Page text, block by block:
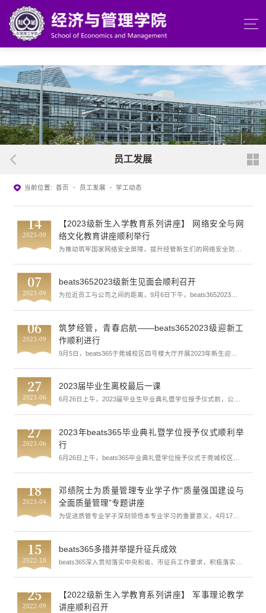
beats365(中国区)-唯一官方网站
员工发展
当前位置: 首页 - 员工发展 - 学工动态
14
2023-09
【2023级新生入学教育系列讲座】 网络安全与网
络文化教育讲座顺利举行
为推动筑牢国家网络安全屏障，提升经管新生们的网络安全防范
全与网络文化教育新生入学讲座。东莞市互联网协会特约专家讲
麦海鑫老师指出，近年来，随着互联网的快速发展，人类社会发
生前所未有的变革，而网络安全问题已经到不得不重视的地步。
生...
07
2023-09
beats3652023级新生见面会顺利召开
为拉近员工与公司之间的距离，9月6日下午，beats3652023级
公司副经理刘川、公司副经理黎伟，公司党委副书记黄湘，管理
金凤花以及2023级各班班主任、2023级辅导员和2023级助理班
主任出席本次会议，黄湘副书记主持本次会议。会议伊始，由校
随...
06
2023-09
筑梦经管，青春启航——beats3652023级迎新工
作顺利进行
9月5日，beats365于莞城校区四号楼大厅开展2023年新生迎新
了安排部署。随着第一位新生顺利报到，本次迎新工作正式开
到新生及新生家长进行交流沟通，对新一届经管人的到来表示热
烈欢迎。于此同时，校院领导了解询问了新生工作的开展情况，
迎...
27
2023-06
2023届毕业生离校最后一课
6月26日上午，2023届毕业生毕业典礼暨学位授予仪式前，公司
课。胡庆乐老师从具体案例出发，强调毕业学子在各岗位工作中
路。
27
2023-06
2023年beats365毕业典礼暨学位授予仪式顺利举
行
6月26日上午，beats365毕业典礼暨学位授予仪式于莞城校区大
18
2023-04
邓绩院士为质量管理专业学子作“质量强国建设与
全面质量管理”专题讲座
为促进质管专业学子深刻领悟本专业学习的重要意义，4月17
题开展了一场讲座。本次讲座以线上线下相结合的形式在莞城校
本次会议，会议由黎伟副经理主持。
15
2022-10
beats365多措并举提升征兵成效
beats365深入贯彻落实中央和省、市征兵工作要求，积极落实公
采取学业帮扶、心理辅导、就业指导、节日慰问、欢送入伍等有
融入教学，创新举措，引导和鼓励公司员工特别是毕业生积极响
应国家号召，携笔从戎，到军营这个大熔炉里淬炼成钢，书写绚
25
2022-09
【2022级新生入学教育系列讲座】 军事理论教学
讲座顺利召开